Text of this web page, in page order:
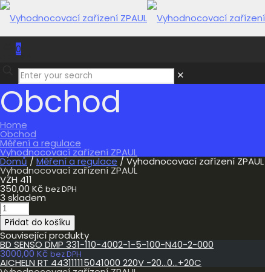
0
0,00 Kč
✕
Obchod
Home
Obchod
Měření a regulace
Vyhodnocovací zařízení ZPAUL
Domů / Měření a regulace / Vyhodnocovací zařízení ZPAUL
Vyhodnocovací zařízení ZPAUL
VZH 411
350,00 Kč bez DPH
3 skladem
Vyhodnocovací
zařízení
ZPAUL
množství
Přidat do košíku
Související produkty
BD SENSO DMP 331-110-4002-1-5-100-N40-2-000
3000,00 Kč bez DPH
AICHELN RT 443111115041000 220V -20…0…+20C